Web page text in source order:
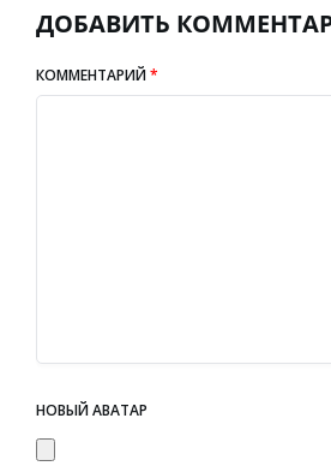
ДОБАВИТЬ
КОММЕНТАРИЙ*
НОВЫЙ АВАТАР